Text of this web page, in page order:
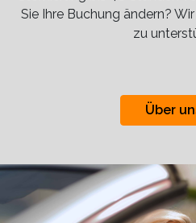
Sie Ihre Buchung ändern?
zu
Über